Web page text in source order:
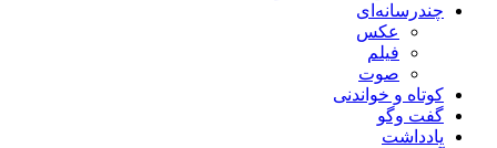
چندرسانه‌ای
عكس
فیلم
صوت
کوتاه و خواندنی
گفت وگو
یادداشت